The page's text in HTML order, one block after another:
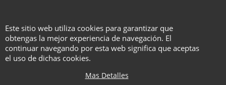
Flushtration count
La cuenta bucle
Moving up
Fuentes de la rutina
La soledad
Este sitio web utiliza cookies para garantizar que
obtengas la mejor experiencia de navegación. El
continuar navegando por esta web significa que aceptas
el uso de dichas cookies.
Mas Detalles